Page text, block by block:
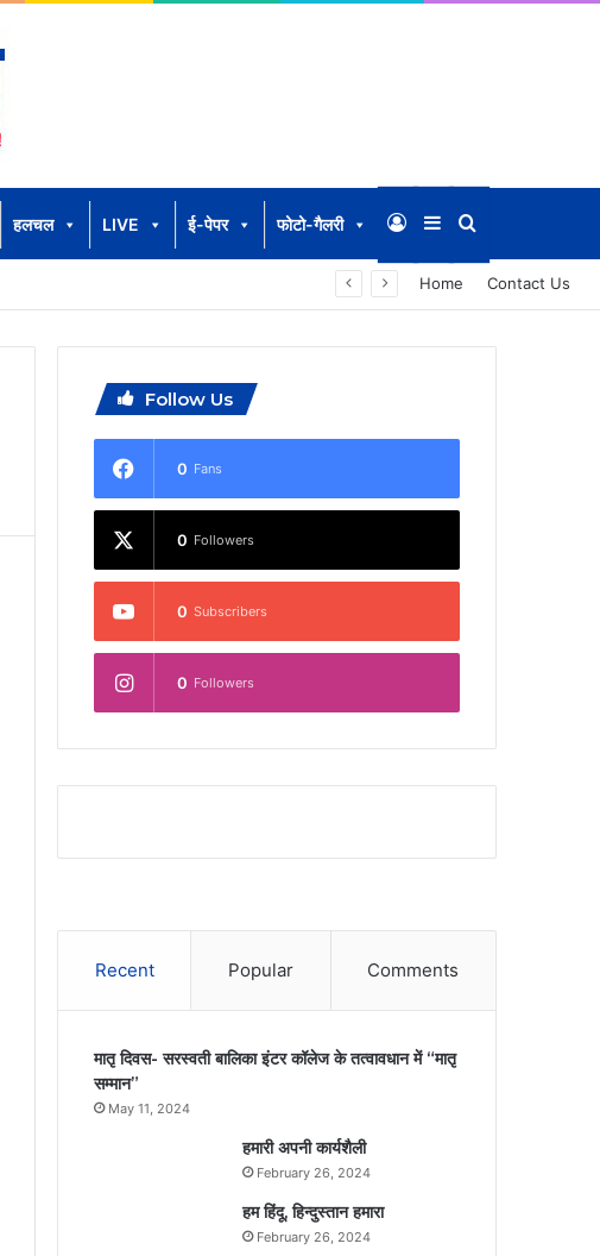
हलचल LIVE ई-पेपर फोटो-गैलरी Log InSidebar
Home Contact Us
Follow Us
0 Fans
0 Followers
0 Subscribers
0 Followers
Recent Popular Comments
मातृ दिवस- सरस्वती बालिका इंटर कॉलेज के तत्वावधान में “मातृ
सम्मान”
May 11, 2024
हमारी अपनी कार्यशैली
February 26, 2024
हम हिंदू, हिन्दुस्तान हमारा
February 26, 2024